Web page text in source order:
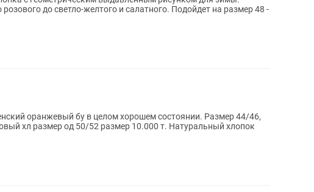
до светло-желтого и салатного. Подойдет на размер 48 -
оранжевый бу в целом хорошем состоянии. Размер 44/46,
хл размер од 50/52 размер 10.000 т. Натуральный хлопок